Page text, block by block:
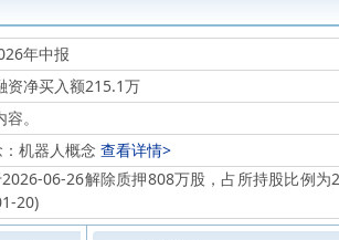
年中报
资净买入额215.1万
。
机器人概念 查看详情>
06-26解除质押808万股，占所持股比例为
20)